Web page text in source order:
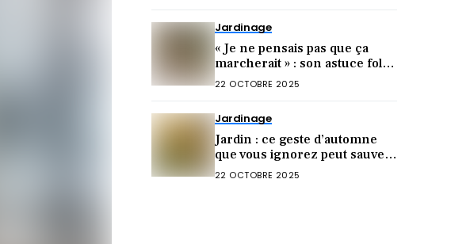
Jardinage
« Je ne pensais pas que ça
marcherait » : son astuce folle
pour multiplier le romarin en
22 OCTOBRE 2025
Jardinage
Jardin : ce geste d’automne
que vous ignorez peut sauver
des écureuils l’hiver
22 OCTOBRE 2025